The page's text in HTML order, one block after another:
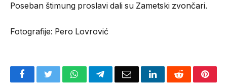
Poseban štimung proslavi dali su Zametski zvončari.
Fotografije: Pero Lovrović
FacebookTwitterWhatsAppTelegramEmail LinkedInReddit